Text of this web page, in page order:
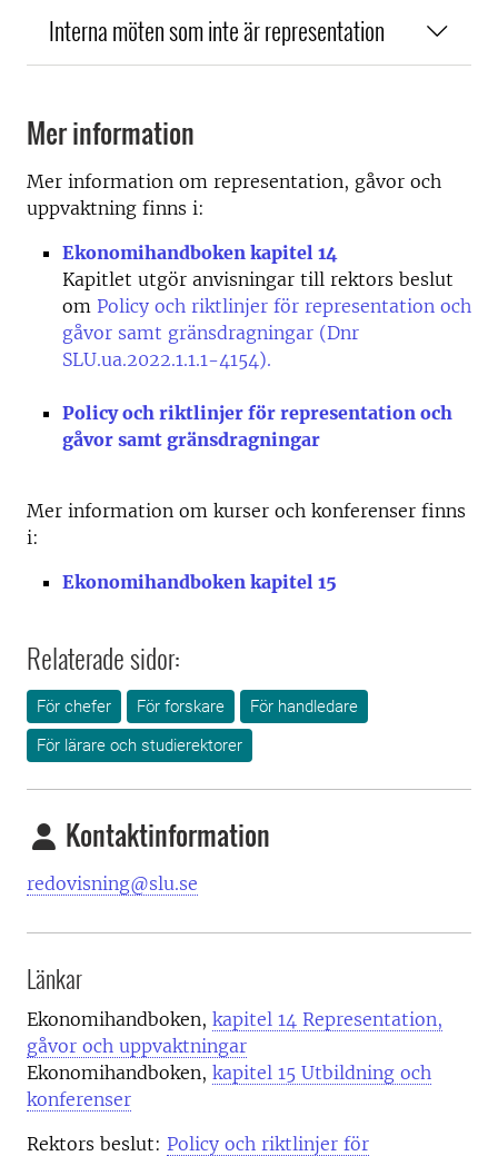
Interna möten som inte är representation
Mer information
Mer information om representation, gåvor och
uppvaktning finns i:
Ekonomihandboken kapitel 14
Kapitlet utgör anvisningar till rektors beslut
om Policy och riktlinjer för representation och
gåvor samt gränsdragningar (Dnr
SLU.ua.2022.1.1.1-4154).
Policy och riktlinjer för representation och
gåvor samt gränsdragningar
Mer information om kurser och konferenser finns
i:
Ekonomihandboken kapitel 15
Relaterade sidor:
För chefer För forskare
För handledare
För lärare och studierektorer
Kontaktinformation
redovisning@slu.se
Länkar
Ekonomihandboken, kapitel 14 Representation,
gåvor och uppvaktningar
Ekonomihandboken, kapitel 15 Utbildning och
konferenser
Rektors beslut: Policy och riktlinjer för